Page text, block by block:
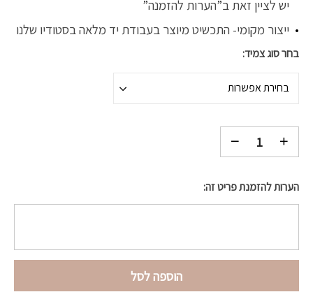
יש לציין זאת ב”הערות להזמנה”
ייצור מקומי- התכשיט מיוצר בעבודת יד מלאה בסטודיו שלנו
בחר סוג צמיד
בחירת אפשרות
הערות להזמנת פריט זה:
הוספה לסל